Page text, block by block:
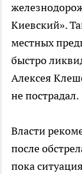
Киевский».
местных
быстро
Алексея
не пострадал.
Власти
после
пока